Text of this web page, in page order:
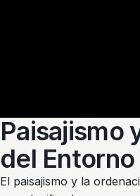
Paisajismo
del Entorno
El paisajismo y la